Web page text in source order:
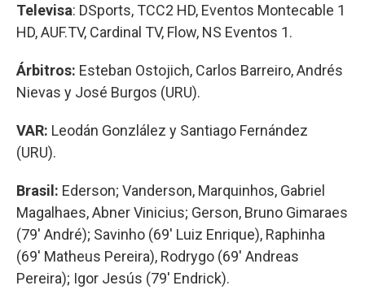
Televisa: DSports, TCC2 HD, Eventos Montecable 1
HD, AUF.TV, Cardinal TV, Flow, NS Eventos 1.
Árbitros: Esteban Ostojich, Carlos Barreiro, Andrés
Nievas y José Burgos (URU).
VAR: Leodán Gonzlález y Santiago Fernández
(URU).
Brasil: Ederson; Vanderson, Marquinhos, Gabriel
Magalhaes, Abner Vinicius; Gerson, Bruno Gimaraes
(79' André); Savinho (69' Luiz Enrique), Raphinha
(69' Matheus Pereira), Rodrygo (69' Andreas
Pereira); Igor Jesús (79' Endrick).